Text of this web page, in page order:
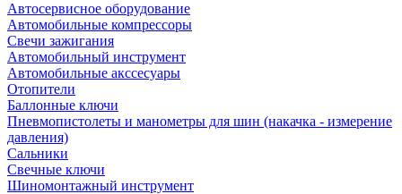
Автосервисное оборудование
Автомобильные компрессоры
Свечи зажигания
Автомобильный инструмент
Автомобильные акссесуары
Отопители
Баллонные ключи
Пневмопистолеты и манометры для шин (накачка - измерение
давления)
Сальники
Свечные ключи
Шиномонтажный инструмент